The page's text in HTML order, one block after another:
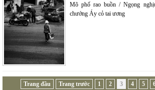
Mõ phố rao buồn / Ngọng
chướng Áy cỏ tai ương
Trang đầu Trang trước 1 2 3 4 5